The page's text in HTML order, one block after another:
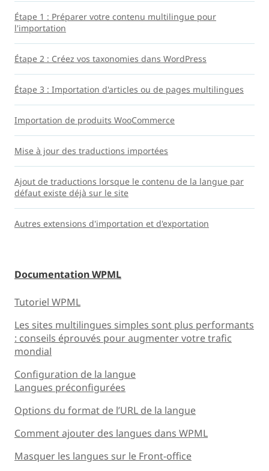
Étape 1 : Préparer votre contenu multilingue pour
l'importation
Étape 2 : Créez vos taxonomies dans WordPress
Étape 3 : Importation d'articles ou de pages multilingues
Importation de produits WooCommerce
Mise à jour des traductions importées
Ajout de traductions lorsque le contenu de la langue par
défaut existe déjà sur le site
Autres extensions d'importation et d'exportation
Documentation WPML
Tutoriel WPML
Les sites multilingues simples sont plus performants
: conseils éprouvés pour augmenter votre trafic
mondial
Configuration de la langue
Langues préconfigurées
Options du format de l’URL de la langue
Comment ajouter des langues dans WPML
Masquer les langues sur le Front-office